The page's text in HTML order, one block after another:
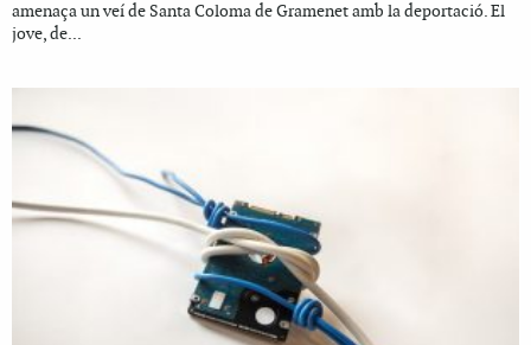
amenaça un veí de Santa Coloma de Gramenet amb la deportació. El
jove, de...